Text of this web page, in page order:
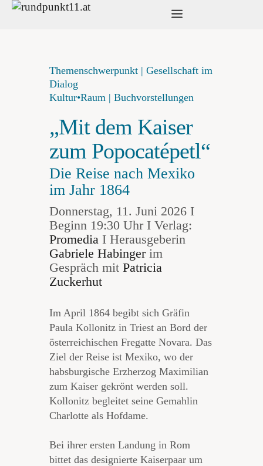
Zum
Menü
Themenschwerpunkt | Gesellschaft im
Dialog
Kultur•Raum | Buchvorstellungen
„Mit dem Kaiser
zum Popocatépetl“
Die Reise nach Mexiko
im Jahr 1864
Donnerstag, 11. Juni 2026 I
Beginn 19:30 Uhr I Verlag:
Promedia I Herausgeberin
Gabriele Habingerim
Gespräch mit Patricia
Zuckerhut
Im April 1864 begibt sich Gräfin
Paula Kollonitz in Triest an Bord der
österreichischen Fregatte Novara. Das
Ziel der Reise ist Mexiko, wo der
habsburgische Erzherzog Maximilian
zum Kaiser gekrönt werden soll.
Kollonitz begleitet seine Gemahlin
Charlotte als Hofdame.
Bei ihrer ersten Landung in Rom
bittet das designierte Kaiserpaar um